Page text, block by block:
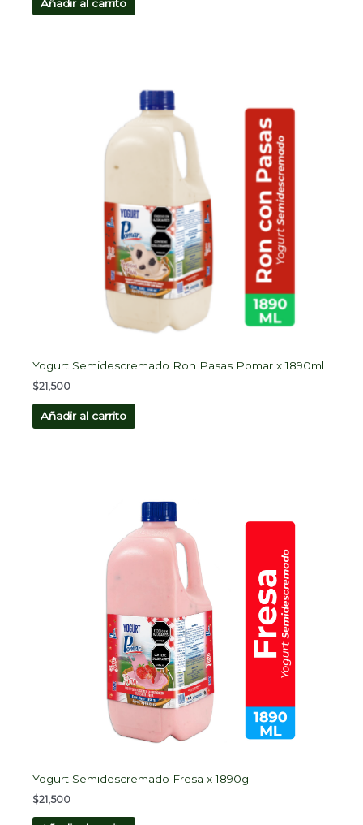
Añadir al carrito
Yogurt Semidescremado Ron Pasas Pomar x 1890ml
$21,500
Añadir al carrito
Yogurt Semidescremado Fresa x 1890g
$21,500